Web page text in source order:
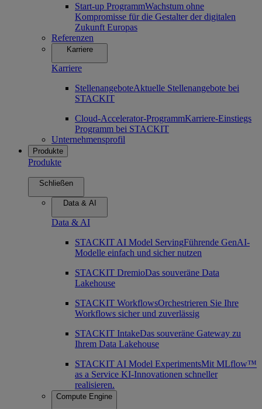
Start-up ProgrammWachstum ohne
Kompromisse für die Gestalter der digitalen
Zukunft Europas
Referenzen
Karriere
Karriere
StellenangeboteAktuelle Stellenangebote bei
STACKIT
Cloud-Accelerator-ProgrammKarriere-Einstiegs
Programm bei STACKIT
Unternehmensprofil
Produkte
Produkte
Schließen
Data & AI
Data & AI
STACKIT AI Model ServingFührende GenAI-
Modelle einfach und sicher nutzen
STACKIT DremioDas souveräne Data
Lakehouse
STACKIT WorkflowsOrchestrieren Sie Ihre
Workflows sicher und zuverlässig
STACKIT IntakeDas souveräne Gateway zu
Ihrem Data Lakehouse
STACKIT AI Model ExperimentsMit MLflow™
as a Service KI-Innovationen schneller
realisieren.
Compute Engine